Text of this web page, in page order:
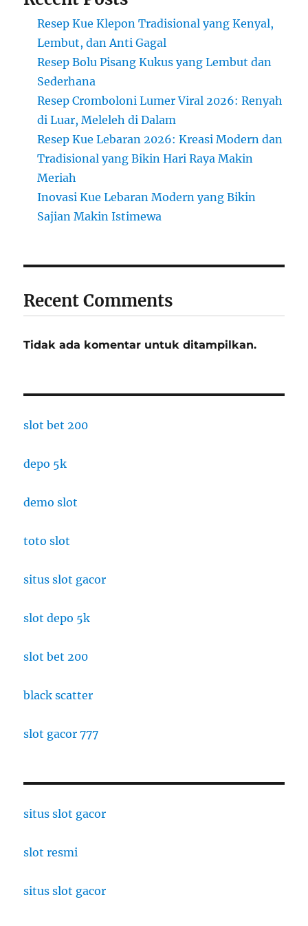
Resep Kue Klepon Tradisional yang Kenyal,
Lembut, dan Anti Gagal
Resep Bolu Pisang Kukus yang Lembut dan
Sederhana
Resep Cromboloni Lumer Viral 2026: Renyah
di Luar, Meleleh di Dalam
Resep Kue Lebaran 2026: Kreasi Modern dan
Tradisional yang Bikin Hari Raya Makin
Meriah
Inovasi Kue Lebaran Modern yang Bikin
Sajian Makin Istimewa
Recent Comments
Tidak ada komentar untuk ditampilkan.
slot bet 200
depo 5k
demo slot
toto slot
situs slot gacor
slot depo 5k
slot bet 200
black scatter
slot gacor 777
situs slot gacor
slot resmi
situs slot gacor